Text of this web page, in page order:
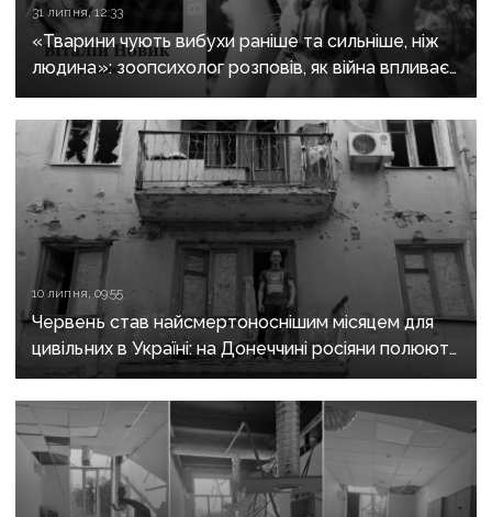
31 липня, 12:33
«Тварини чують вибухи раніше та сильніше, ніж
людина»: зоопсихолог розповів, як війна впливає
на домашніх улюбленців
10 липня, 09:55
Червень став найсмертоноснішим місяцем для
цивільних в Україні: на Донеччині росіяни полюють
на людей FPV-дронами та нищать житлові
квартали